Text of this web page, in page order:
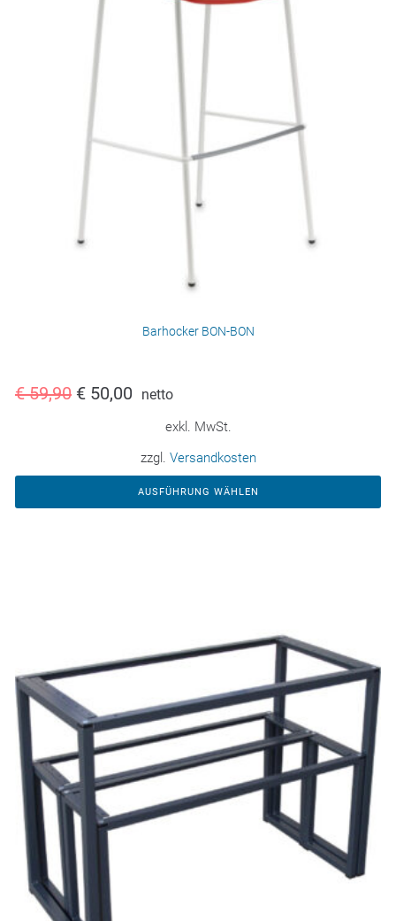
Barhocker BON-BON
€59,90 € 50,00 netto
exkl. MwSt.
zzgl. Versandkosten
AUSFÜHRUNG WÄHLEN